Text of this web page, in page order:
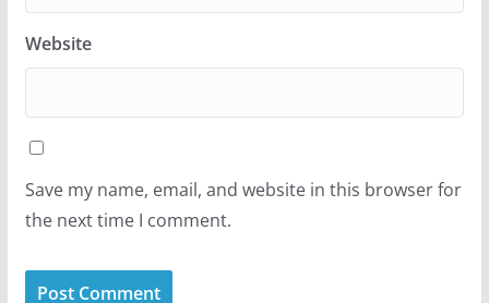
Website
Save my name, email, and website in this browser for
the next time I comment.